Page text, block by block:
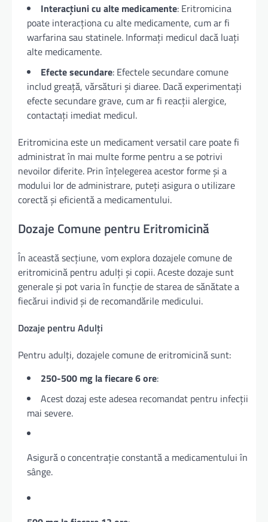
Interacțiuni cu alte medicamente: Eritromicina
poate interacționa cu alte medicamente, cum ar fi
warfarina sau statinele. Informați medicul dacă luați
alte medicamente.
Efecte secundare: Efectele secundare comune
includ greață, vărsături și diaree. Dacă experimentați
efecte secundare grave, cum ar fi reacții alergice,
contactați imediat medicul.
Eritromicina este un medicament versatil care poate fi
administrat în mai multe forme pentru a se potrivi
nevoilor diferite. Prin înțelegerea acestor forme și a
modului lor de administrare, puteți asigura o utilizare
corectă și eficientă a medicamentului.
Dozaje Comune pentru Eritromicină
În această secțiune, vom explora dozajele comune de
eritromicină pentru adulți și copii. Aceste dozaje sunt
generale și pot varia în funcție de starea de sănătate a
fiecărui individ și de recomandările medicului.
Dozaje pentru Adulți
Pentru adulți, dozajele comune de eritromicină sunt:
250-500 mg la fiecare 6 ore:
Acest dozaj este adesea recomandat pentru infecții
mai severe.
Asigură o concentrație constantă a medicamentului în
sânge.